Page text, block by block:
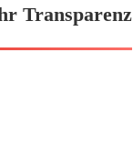
Transparenz